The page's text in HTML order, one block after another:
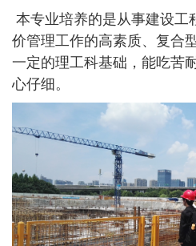
本专业培养的是从事建设工
价管理工作的高素质、复合
一定的理工科基础，能吃苦
心仔细。